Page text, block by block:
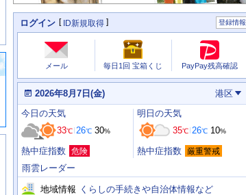
個
人
情
報
ログイン ID新規取得 登録情報
た
の
ス
ス
メール 毎日1回 宝箱くじ PayPay残高確認
本
日
の
天
気
運
情
報
2026年8月7日(金) 港区
今
日
明
日
の
天
気
今日 の天気
33℃ 26℃ 30%
熱中症指数 危険
明日 の天気
35℃ 26℃ 10%
熱中症指数 厳重警戒
雨雲レーダー
地域情報 くらしの手続きや自治体情報など